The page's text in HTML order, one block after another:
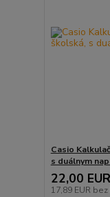
Casio
s duálnym
22,00 EUR
17,89 EUR bez